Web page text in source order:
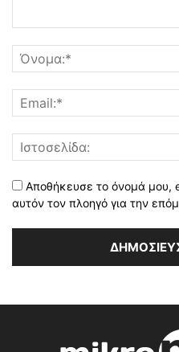
Αποθήκευσε το όνομά μου,
αυτόν τον πλοηγό για την